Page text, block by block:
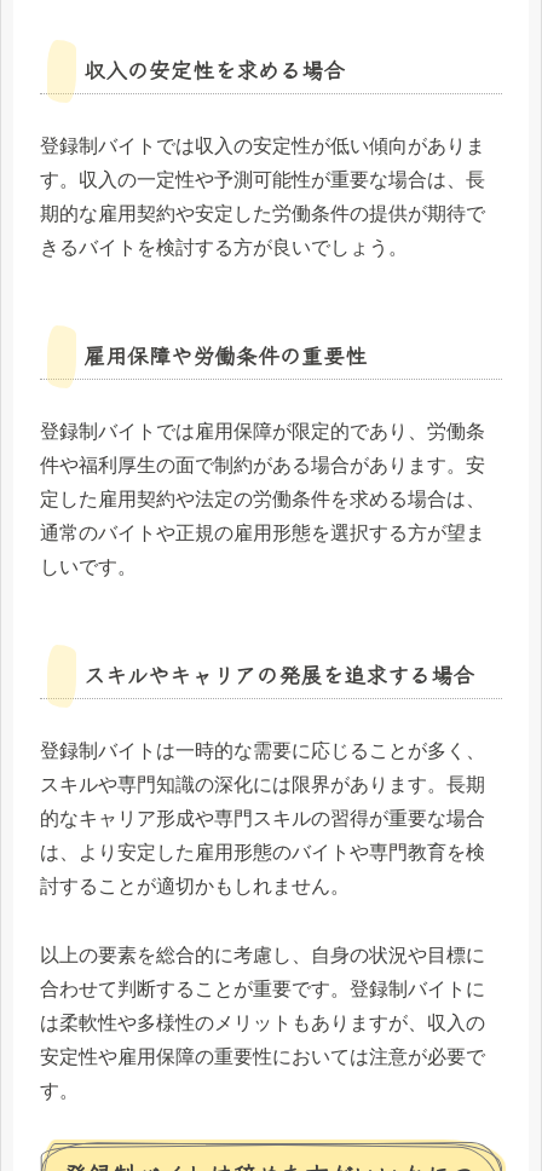
収入の安定性を求める場合
登録制バイトでは収入の安定性が低い傾向がありま
す。収入の一定性や予測可能性が重要な場合は、長
期的な雇用契約や安定した労働条件の提供が期待で
きるバイトを検討する方が良いでしょう。
雇用保障や労働条件の重要性
登録制バイトでは雇用保障が限定的であり、労働条
件や福利厚生の面で制約がある場合があります。安
定した雇用契約や法定の労働条件を求める場合は、
通常のバイトや正規の雇用形態を選択する方が望ま
しいです。
スキルやキャリアの発展を追求する場合
登録制バイトは一時的な需要に応じることが多く、
スキルや専門知識の深化には限界があります。長期
的なキャリア形成や専門スキルの習得が重要な場合
は、より安定した雇用形態のバイトや専門教育を検
討することが適切かもしれません。
以上の要素を総合的に考慮し、自身の状況や目標に
合わせて判断することが重要です。登録制バイトに
は柔軟性や多様性のメリットもありますが、収入の
安定性や雇用保障の重要性においては注意が必要で
す。